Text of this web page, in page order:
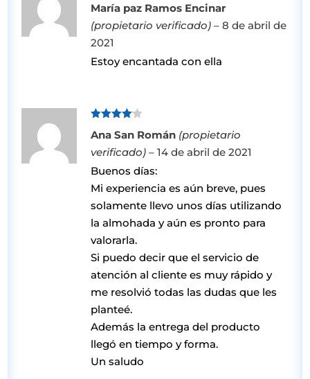
con5de 5
María paz Ramos Encinar
(propietario verificado) – 8 de abril de
2021
Estoy encantada con ella
con4de
Ana San Román (propietario
verificado) – 14 de abril de 2021
Buenos días:
Mi experiencia es aún breve, pues
solamente llevo unos días utilizando
la almohada y aún es pronto para
valorarla.
Si puedo decir que el servicio de
atención al cliente es muy rápido y
me resolvió todas las dudas que les
planteé.
Además la entrega del producto
llegó en tiempo y forma.
Un saludo